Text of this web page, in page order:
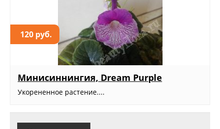
120 руб.
Минисиннингия, Dream Purple
Укорененное растение....